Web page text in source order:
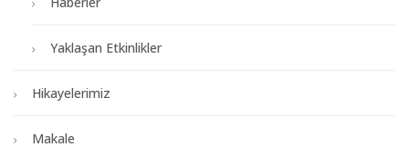
Yaklaşan Etkinlikler
Hikayelerimiz
Makale